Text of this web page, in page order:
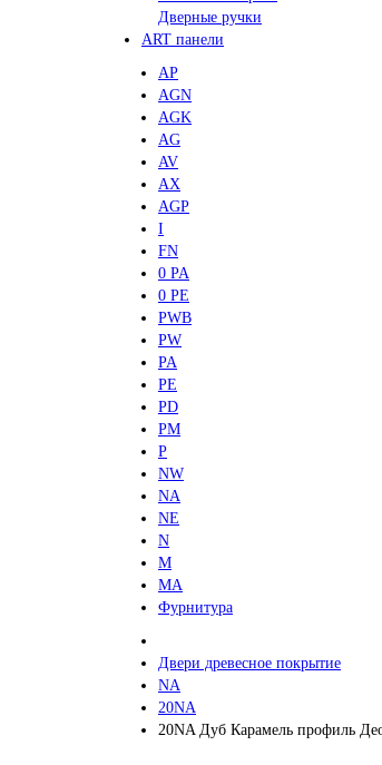
Дверные ручки
ART панели
AP
AGN
AGK
AG
AV
AX
AGP
I
FN
0 PA
0 PE
PWB
PW
PA
PE
PD
PM
P
NW
NA
NE
N
M
MA
Фурнитура
Двери древесное покрытие
NA
20NA
20NA Дуб Карамель профиль